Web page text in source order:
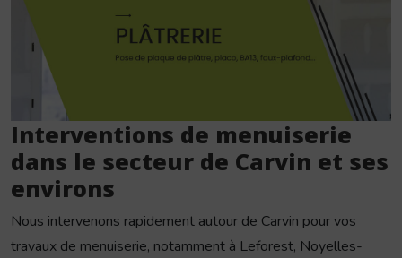
Interventions de menuiserie
dans le secteur de Carvin et ses
environs
Nous intervenons rapidement autour de Carvin pour vos
travaux de menuiserie, notamment à Leforest, Noyelles-